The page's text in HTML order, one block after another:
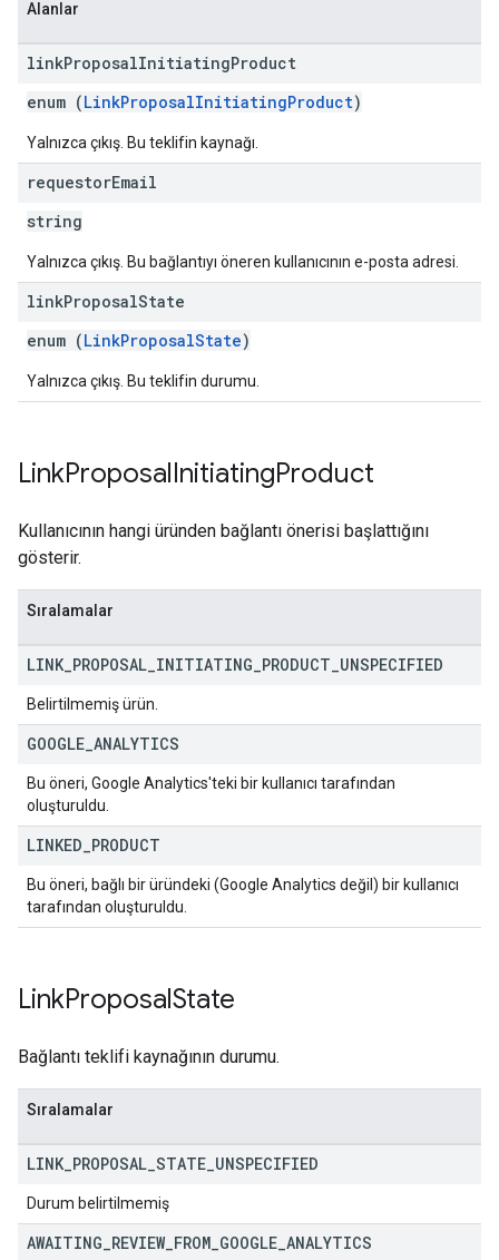
Alanlar
linkProposalInitiatingProduct
enum (LinkProposalInitiatingProduct)
Yalnızca çıkış. Bu teklifin kaynağı.
requestorEmail
string
Yalnızca çıkış. Bu bağlantıyı öneren kullanıcının e-posta adresi.
linkProposalState
enum (LinkProposalState)
Yalnızca çıkış. Bu teklifin durumu.
LinkProposalInitiatingProduct
Kullanıcının hangi üründen bağlantı önerisi başlattığını
gösterir.
Sıralamalar
LINK PROPOSAL INITIATING PRODUCT UNSPECIFIED
Belirtilmemiş ürün.
GOOGLE ANALYTICS
Bu öneri, Google Analytics'teki bir kullanıcı tarafından
oluşturuldu.
LINKED PRODUCT
Bu öneri, bağlı bir üründeki (Google Analytics değil) bir kullanıcı
tarafından oluşturuldu.
LinkProposalState
Bağlantı teklifi kaynağının durumu.
Sıralamalar
LINK PROPOSAL STATE UNSPECIFIED
Durum belirtilmemiş
AWAITING REVIEW_ FROM GOOGLE ANALYTICS